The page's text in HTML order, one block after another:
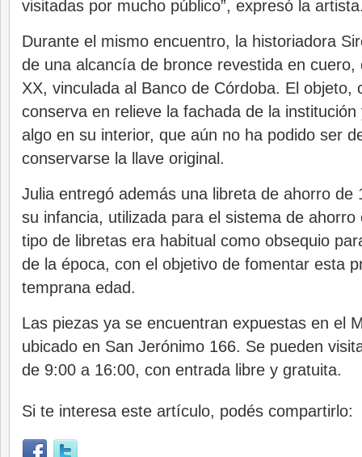
visitadas por mucho público”, expresó la
Durante el mismo encuentro, la historiadora
de una alcancía de bronce revestida en cuero,
XX, vinculada al Banco de Córdoba. El objeto,
conserva en relieve la fachada de la
algo en su interior, que aún no ha podido ser
conservarse la llave original.
Julia entregó además una libreta de ahorro de
su infancia, utilizada para el sistema de
tipo de libretas era habitual como obsequio
de la época, con el objetivo de fomentar esta
temprana edad.
Las piezas ya se encuentran expuestas en el
ubicado en San Jerónimo 166. Se pueden
de 9:00 a 16:00, con entrada libre y gratuita.
Si te interesa este artículo, podés compartirlo: